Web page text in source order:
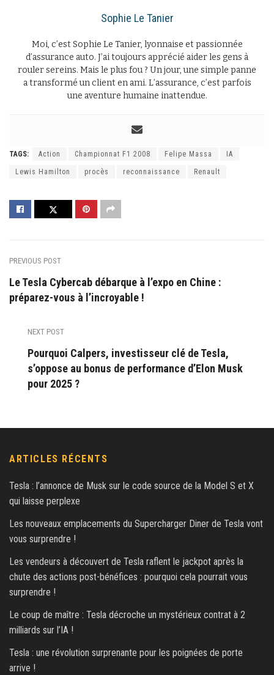
Sophie Le Tanier
Moi, c’est Sophie Le Tanier, lyonnaise et passionnée
d’assurance auto. J’ai toujours apprécié aider les gens à
rouler sereins. Mais le plus fou ? Un jour, une simple panne
a transformé un client en ami. L’assurance, c’est parfois
une aventure humaine inattendue.
TAGS: Action Championnat F1 2008 Felipe Massa IA
Lewis Hamilton procès reconnaissance Renault
PREVIOUS POST
Le Tesla Cybercab débarque à l’expo en Chine :
préparez-vous à l’incroyable !
NEXT POST
Pourquoi Calpers, investisseur clé de Tesla,
s’oppose au bonus de performance d’Elon Musk
pour 2025 ?
ARTICLES RÉCENTS
Tesla : l’annonce de Musk sur le code source de la Model S et X
qui laisse perplexe
Les nouveaux emplacements du Supercharger Diner de Tesla vont
vous surprendre !
Les vendeurs à découvert de Tesla raflent le jackpot après la
chute des actions post-bénéfices : pourquoi cela pourrait vous
surprendre !
Le coup de maître : Tesla décroche un mystérieux contrat à 2
milliards sur l’IA !
Tesla : une révolution surprenante pour les poignées de porte
arrive !